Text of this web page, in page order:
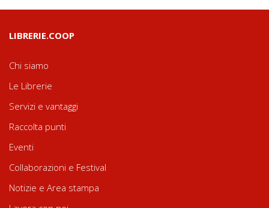
LIBRERIE.COOP
Chi siamo
Le Librerie
Servizi e vantaggi
Raccolta punti
Eventi
Collaborazioni e Festival
Notizie e Area stampa